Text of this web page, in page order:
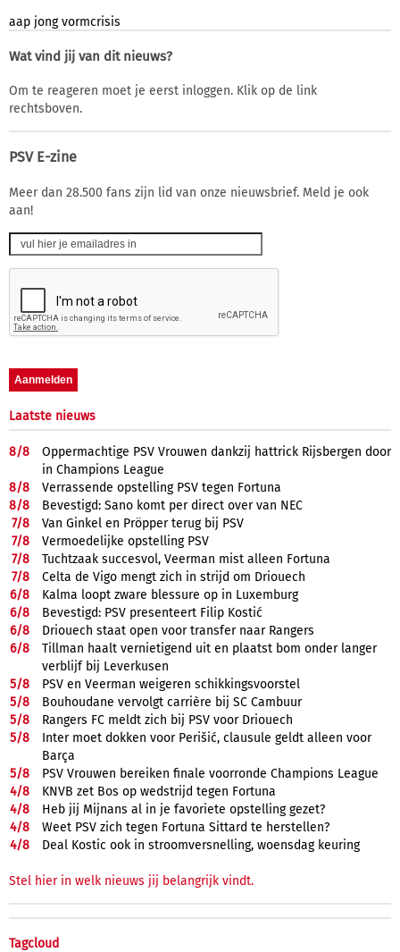
aap jong vormcrisis
Wat vind jij van dit nieuws?
Om te reageren moet je eerst inloggen. Klik op de link
rechtsboven.
PSV E-zine
Meer dan 28.500 fans zijn lid van onze nieuwsbrief. Meld je ook
aan!
Laatste nieuws
8/8
Oppermachtige PSV Vrouwen dankzij hattrick Rijsbergen door
in Champions League
8/8
Verrassende opstelling PSV tegen Fortuna
8/8
Bevestigd: Sano komt per direct over van NEC
7/8
Van Ginkel en Pröpper terug bij PSV
7/8
Vermoedelijke opstelling PSV
7/8
Tuchtzaak succesvol, Veerman mist alleen Fortuna
7/8
Celta de Vigo mengt zich in strijd om Driouech
6/8
Kalma loopt zware blessure op in Luxemburg
6/8
Bevestigd: PSV presenteert Filip Kostić
6/8
Driouech staat open voor transfer naar Rangers
6/8
Tillman haalt vernietigend uit en plaatst bom onder langer
verblijf bij Leverkusen
5/8
PSV en Veerman weigeren schikkingsvoorstel
5/8
Bouhoudane vervolgt carrière bij SC Cambuur
5/8
Rangers FC meldt zich bij PSV voor Driouech
5/8
Inter moet dokken voor Perišić, clausule geldt alleen voor
Barça
5/8
PSV Vrouwen bereiken finale voorronde Champions League
4/8
KNVB zet Bos op wedstrijd tegen Fortuna
4/8
Heb jij Mijnans al in je favoriete opstelling gezet?
4/8
Weet PSV zich tegen Fortuna Sittard te herstellen?
4/8 Deal Kostic ook in stroomversnelling, woensdag keuring
Stel hier in welk nieuws jij belangrijk vindt.
Tagcloud